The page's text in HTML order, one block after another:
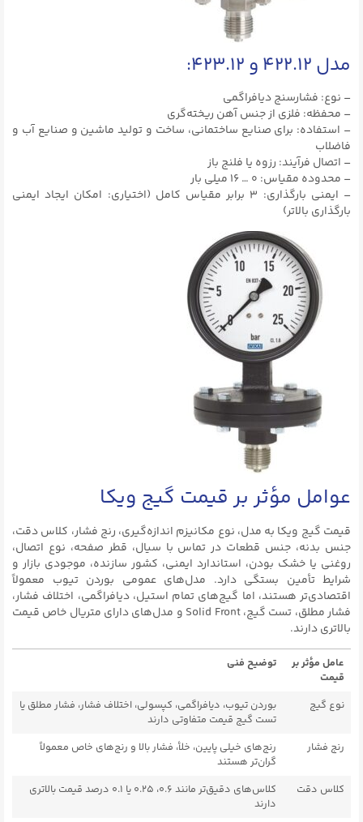
مدل ۴۲۲.۱۲ و ۴۲۳.۱۲:
– نوع: فشارسنج دیافراگمی
– محفظه: فلزی از جنس آهن ریخته‌گری
– استفاده: برای صنایع ساختمانی، ساخت و تولید ماشین و صنایع آب و
فاضلاب
– اتصال فرآیند: رزوه یا فلنج باز
– محدوده مقیاس: ۰ … ۱۶ میلی بار
– ایمنی بارگذاری: ۳ برابر مقیاس کامل (اختیاری: امکان ایجاد ایمنی
بارگذاری بالاتر)
عوامل مؤثر بر قیمت گیج ویکا
قیمت گیج ویکا به مدل، نوع مکانیزم اندازه‌گیری، رنج فشار، کلاس دقت،
جنس بدنه، جنس قطعات در تماس با سیال، قطر صفحه، نوع اتصال،
روغنی یا خشک بودن، استاندارد ایمنی، کشور سازنده، موجودی بازار و
شرایط تأمین بستگی دارد. مدل‌های عمومی بوردن تیوب معمولاً
اقتصادی‌تر هستند، اما گیج‌های تمام استیل، دیافراگمی، اختلاف فشار،
فشار مطلق، تست گیج، Solid Front و مدل‌های دارای متریال خاص قیمت
بالاتری دارند.
عامل مؤثر بر
قیمت
توضیح فنی
نوع گیج
بوردن تیوب، دیافراگمی، کپسولی، اختلاف فشار، فشار مطلق یا
تست گیج قیمت متفاوتی دارند
رنج فشار
رنج‌های خیلی پایین، خلأ، فشار بالا و رنج‌های خاص معمولاً
گران‌تر هستند
کلاس دقت
کلاس‌های دقیق‌تر مانند ۰.۶، ۰.۲۵ یا ۰.۱ درصد قیمت بالاتری
دارند